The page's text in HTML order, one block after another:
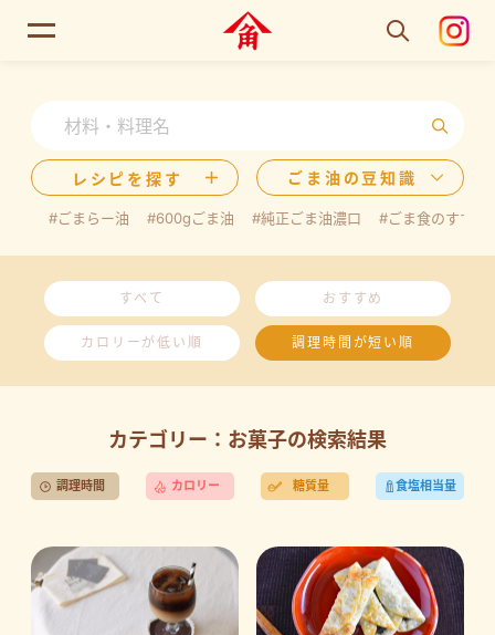
#ごまらー油 #600gごま油 #純正ごま油濃口 #ごま食のすすめ
ごま油の豆知識
レシピを探す
すべて おすすめ
カロリーが低い順 調理時間が短い順
カテゴリー：お菓子の検索結果
調理時間 カロリー 糖質量 食塩相当量